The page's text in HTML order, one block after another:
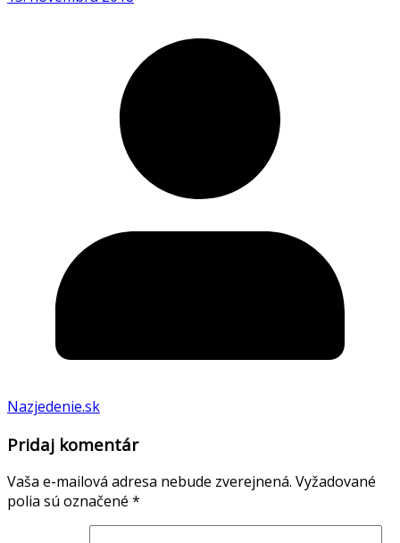
Nazjedenie.sk
Pridaj komentár
Vaša e-mailová adresa nebude zverejnená. Vyžadované
polia sú označené *